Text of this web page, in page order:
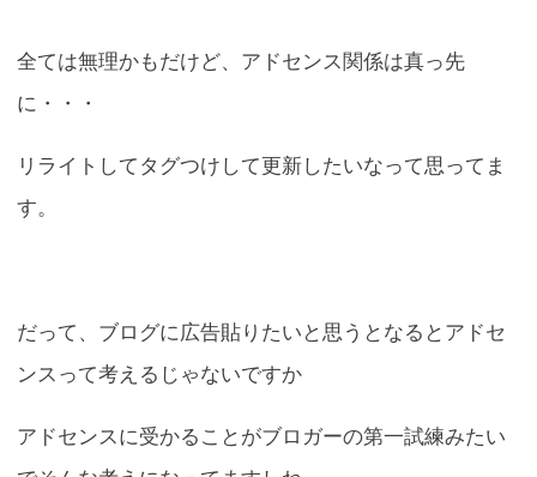
全ては無理かもだけど、アドセンス関係は真っ先
に・・・
リライトしてタグつけして更新したいなって思ってま
す。
だって、ブログに広告貼りたいと思うとなるとアドセ
ンスって考えるじゃないですか
アドセンスに受かることがブロガーの第一試練みたい